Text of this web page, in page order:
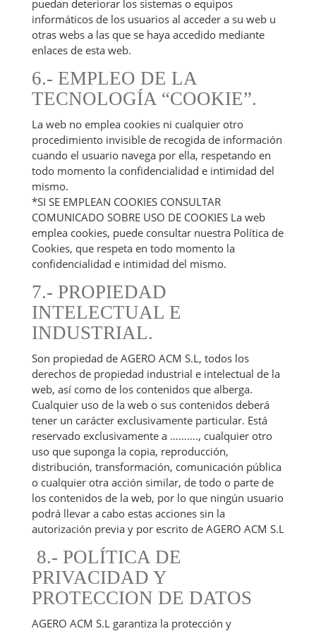
puedan deteriorar los sistemas o equipos
informáticos de los usuarios al acceder a su web u
otras webs a las que se haya accedido mediante
enlaces de esta web.
6.- EMPLEO DE LA
TECNOLOGÍA “COOKIE”.
La web no emplea cookies ni cualquier otro
procedimiento invisible de recogida de información
cuando el usuario navega por ella, respetando en
todo momento la confidencialidad e intimidad del
mismo.
*SI SE EMPLEAN COOKIES CONSULTAR
COMUNICADO SOBRE USO DE COOKIES La web
emplea cookies, puede consultar nuestra Política de
Cookies, que respeta en todo momento la
confidencialidad e intimidad del mismo.
7.- PROPIEDAD
INTELECTUAL E
INDUSTRIAL.
Son propiedad de AGERO ACM S.L, todos los
derechos de propiedad industrial e intelectual de la
web, así como de los contenidos que alberga.
Cualquier uso de la web o sus contenidos deberá
tener un carácter exclusivamente particular. Está
reservado exclusivamente a ………., cualquier otro
uso que suponga la copia, reproducción,
distribución, transformación, comunicación pública
o cualquier otra acción similar, de todo o parte de
los contenidos de la web, por lo que ningún usuario
podrá llevar a cabo estas acciones sin la
autorización previa y por escrito de AGERO ACM S.L
8.- POLÍTICA DE
PRIVACIDAD Y
PROTECCION DE DATOS
AGERO ACM S.L garantiza la protección y